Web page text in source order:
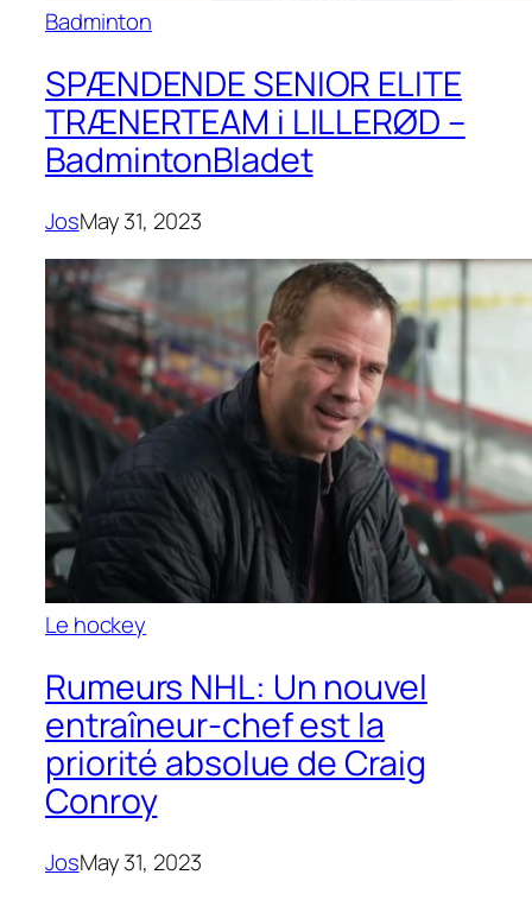
Badminton
SPÆNDENDE SENIOR ELITE
TRÆNERTEAM i LILLERØD –
BadmintonBladet
JosMay 31, 2023
Le hockey
Rumeurs NHL: Un nouvel
entraîneur-chef est la
priorité absolue de Craig
Conroy
JosMay 31, 2023